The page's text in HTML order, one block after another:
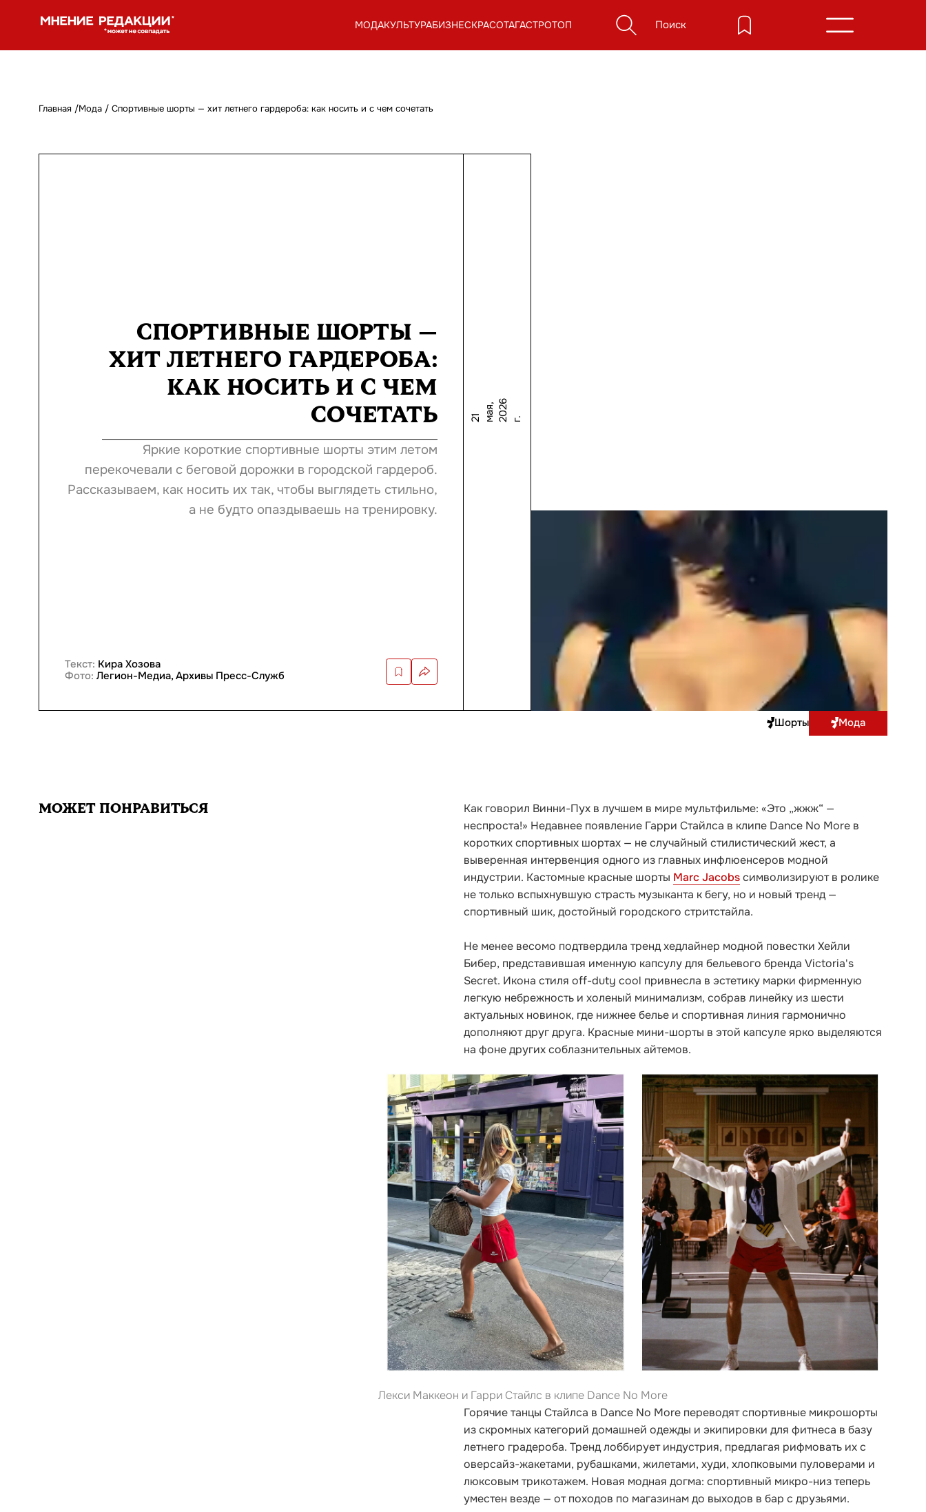
МОДАКУЛЬТУРАБИЗНЕСКРАСОТАГАСТРОТОП
Главная /Мода / Спортивные шорты — хит летнего гардероба: как носить и с чем сочетать
СПОРТИВНЫЕ ШОРТЫ —
ХИТ ЛЕТНЕГО ГАРДЕРОБА:
КАК НОСИТЬ И С ЧЕМ
СОЧЕТАТЬ
Яркие короткие спортивные шорты этим летом
перекочевали с беговой дорожки в городской гардероб.
Рассказываем, как носить их так, чтобы выглядеть стильно,
а не будто опаздываешь на тренировку.
Текст: Кира Хозова
Фото:Легион-Медиа, Архивы Пресс-Служб
2
1 м
а
я , 2
0
2 6
г .
Шорты Мода
Как говорил Винни-Пух в лучшем в мире мультфильме: «Это „жжж“ —
неспроста!» Недавнее появление Гарри Стайлса в клипе Dance No More в
коротких спортивных шортах — не случайный стилистический жест, а
выверенная интервенция одного из главных инфлюенсеров модной
индустрии. Кастомные красные шорты Marc Jacobsсимволизируют в ролике
не только вспыхнувшую страсть музыканта к бегу, но и новый тренд —
спортивный шик, достойный городского стритстайла.
Не менее весомо подтвердила тренд хедлайнер модной повестки Хейли
Бибер, представившая именную капсулу для бельевого бренда Victoria's
Secret. Икона стиля off-duty cool привнесла в эстетику марки фирменную
легкую небрежность и холеный минимализм, собрав линейку из шести
актуальных новинок, где нижнее белье и спортивная линия гармонично
дополняют друг друга. Красные мини-шорты в этой капсуле ярко выделяются
на фоне других соблазнительных айтемов.
Лекси Маккеон и Гарри Стайлс в клипе Dance No More
Горячие танцы Стайлса в Dance No More переводят спортивные микрошорты
из скромных категорий домашней одежды и экипировки для фитнеса в базу
летнего градероба. Тренд лоббирует индустрия, предлагая рифмовать их с
оверсайз-жакетами, рубашками, жилетами, худи, хлопковыми пуловерами и
люксовым трикотажем. Новая модная догма: спортивный микро-низ теперь
уместен везде — от походов по магазинам до выходов в бар с друзьями.
МОЖЕТ ПОНРАВИТЬСЯ